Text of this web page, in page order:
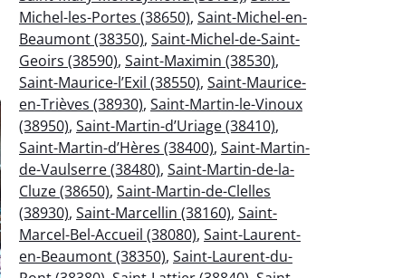
Michel-les-Portes (38650), Saint-Michel-en-
Beaumont (38350), Saint-Michel-de-Saint-
Geoirs (38590), Saint-Maximin (38530),
Saint-Maurice-l’Exil (38550), Saint-Maurice-
en-Trièves (38930), Saint-Martin-le-Vinoux
(38950), Saint-Martin-d’Uriage (38410),
Saint-Martin-d’Hères (38400), Saint-Martin-
de-Vaulserre (38480), Saint-Martin-de-la-
Cluze (38650), Saint-Martin-de-Clelles
(38930), Saint-Marcellin (38160), Saint-
Marcel-Bel-Accueil (38080), Saint-Laurent-
en-Beaumont (38350), Saint-Laurent-du-